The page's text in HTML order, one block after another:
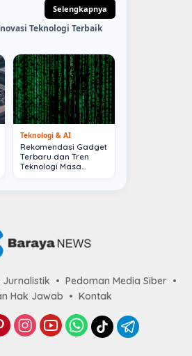
Selengkapnya
Teknologi Terbaik
Teknologi & AI
Rekomendasi Gadget
Terbaru dan Tren
Teknologi Masa
Jurnalistik
Pedoman Media Siber
Hak Jawab
Kontak